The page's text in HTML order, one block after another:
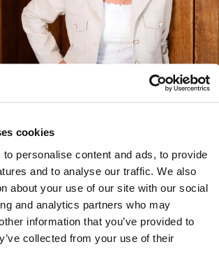
cookies
personalise content and ads, to provide
and to analyse our traffic. We also
about your use of our site with our social
and analytics partners who may
information that you’ve provided to
collected from your use of their
van Paassen
Lees
over
deze
advocaat